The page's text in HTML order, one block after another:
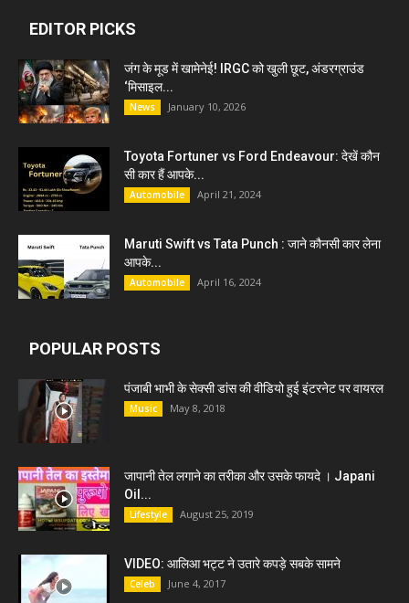
EDITOR PICKS
जंग के मूड में खामेनेई! IRGC को खुली छूट, अंडरग्राउंड
‘मिसाइल...
News January 10, 2026
Toyota Fortuner vs Ford Endeavour: देखें कौन
सी कार हैं आपके...
Automobile April 21, 2024
Maruti Swift vs Tata Punch : जाने कौनसी कार लेना
आपके...
Automobile April 16, 2024
POPULAR POSTS
पंजाबी भाभी के सेक्सी डांस की वीडियो हुई इंटरनेट पर वायरल
Music May 8, 2018
जापानी तेल लगाने का तरीका और उसके फायदे । Japani
Oil...
Lifestyle August 25, 2019
VIDEO: आलिआ भट्ट ने उतारे कपड़े सबके सामने
Celeb June 4, 2017